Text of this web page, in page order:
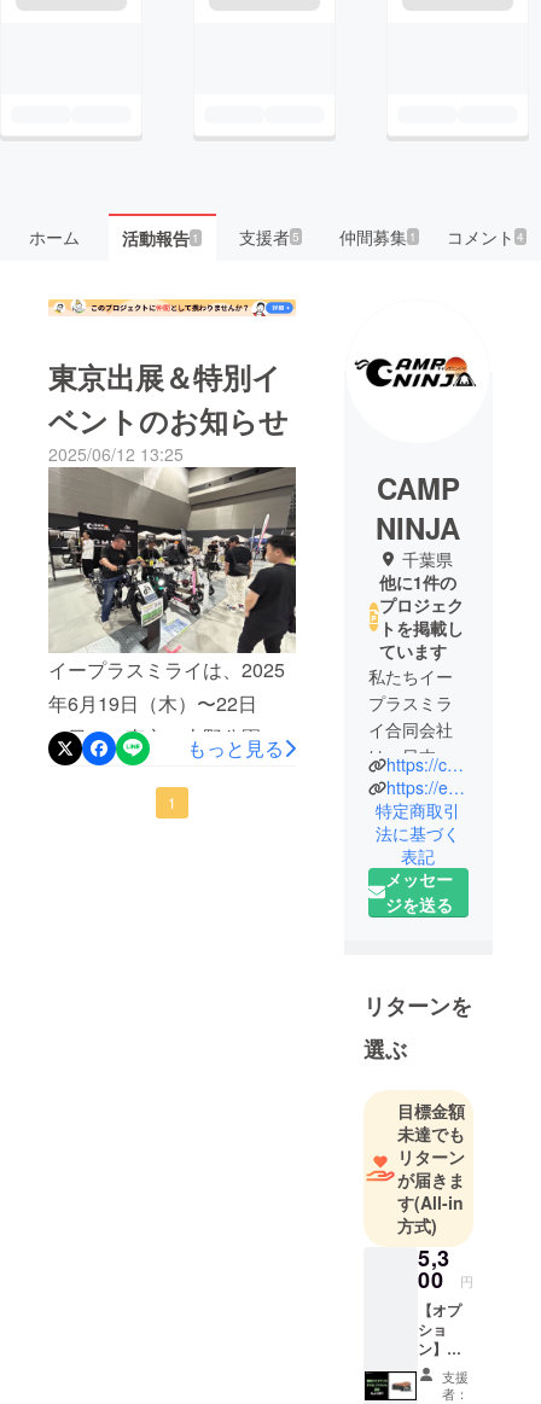
ホーム 活動報告1 支援者5 仲間募集 1 コメント4
東京出展＆特別イ
ベントのお知らせ
2025/06/12 13:25
イープラスミライは、2025
年6月19日（木）〜22日
（日）に東京・上野公園で
開催される 「2025台湾フェ
スティバル」 に出展いたし
もっと見る
1
CAMP
NINJA
千葉県
他に1件の
プロジェク
トを掲載し
ています
私たちイー
プラスミラ
イ合同会社
は、日本国
内において
電動モビリ
ティの専門
企業として
活動を展開
しておりま
ティのライ
ンナップで
ある
【ME】
【LIFE】
は、日常の
移動手段と
してはもち
ろんのこ
と、週末の
アウトドア
シーンや
キャンプ場
でも数多く
のお客様に
https://campninja.co.jp
https://eplusmirai.com
特定商取引
法に基づく
表記
メッセー
ジを送る
リターンを
選ぶ
目標金額
未達でも
リターン
が届きま
す(All-in
方式)
5,3
00 円
【オプ
ショ
ン】
RHINO
B専用カ
支援
者：